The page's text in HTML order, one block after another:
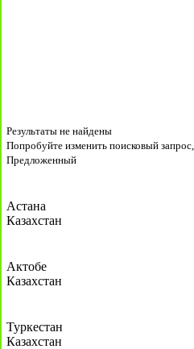
Результаты не найдены
Попробуйте изменить поисковый
Предложенный
Астана
Казахстан
Актобе
Казахстан
Туркестан
Казахстан